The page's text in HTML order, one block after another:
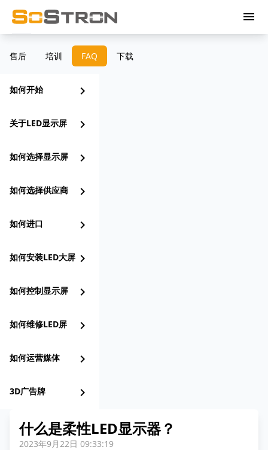
menu
售后 培训 FAQ 下载
如何开始 chevron_right
关于LED显示屏 chevron_right
如何选择显示屏 chevron_right
如何选择供应商 chevron_right
如何进口 chevron_right
如何安装LED大屏 chevron_right
如何控制显示屏 chevron_right
如何维修LED屏 chevron_right
如何运营媒体 chevron_right
3D广告牌 chevron_right
什么是柔性LED显示器？
2023年9月22日 09:33:19